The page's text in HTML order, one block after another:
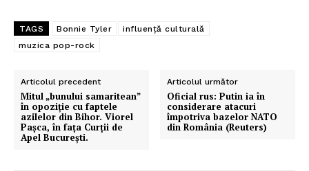
TAGS Bonnie Tyler
influență culturală
muzica pop-rock
Articolul precedent
Mitul „bunului samaritean”
în opoziție cu faptele
azilelor din Bihor. Viorel
Pașca, în fața Curții de
Apel București.
Articolul următor
Oficial rus: Putin ia în
considerare atacuri
împotriva bazelor NATO
din România (Reuters)